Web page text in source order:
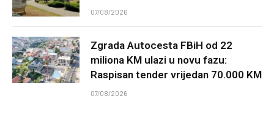
07/08/2026
Zgrada Autocesta FBiH od 22
miliona KM ulazi u novu fazu:
Raspisan tender vrijedan 70.000 KM
07/08/2026